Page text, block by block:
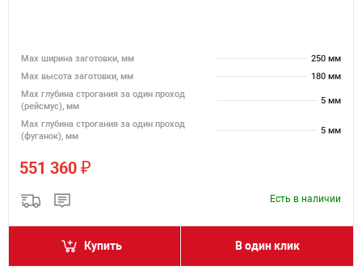
Мах ширина заготовки, мм
250 мм
Мах высота заготовки, мм
180 мм
Мах глубина строгания за один проход
(рейсмус), мм
5 мм
Мах глубина строгания за один проход
(фуганок), мм
5 мм
551 360 ₽
Есть в наличии
Купить В один клик